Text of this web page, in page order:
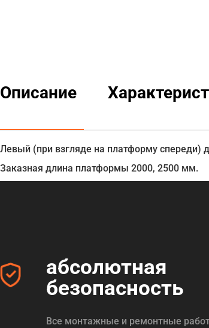
Описание
Левый (при взгляде на платформу спереди)
Заказная длина платформы 2000, 2500 мм.
абсолютная
безопасность
Все монтажные и ремонтные